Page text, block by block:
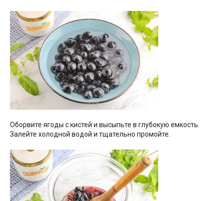
Оборвите ягоды с кистей и высыпьте в глубокую емкость.
Залейте холодной водой и тщательно промойте.